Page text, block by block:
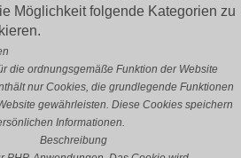
Möglichkeit folgende Kategorien zu
die ordnungsgemäße Funktion der Website
nur Cookies, die grundlegende Funktionen
gewährleisten. Diese Cookies speichern
Informationen.
Beschreibung